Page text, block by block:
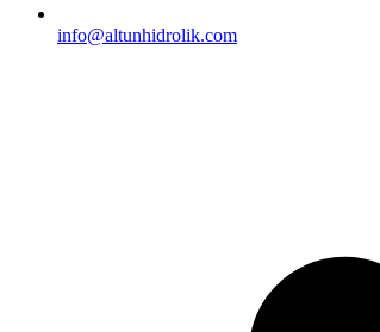
info@altunhidrolik.com